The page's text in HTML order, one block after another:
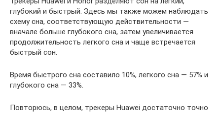
глубокий и быстрый. Здесь мы также можем наблюдать
схему сна, соответствующую действительности —
вначале больше глубокого сна, затем увеличивается
продолжительность легкого сна и чаще встречается
быстрый сон.
Время быстрого сна составило 10%, легкого сна — 57% и
глубокого сна — 33%.
Повторюсь, в целом, трекеры Huawei достаточно точно